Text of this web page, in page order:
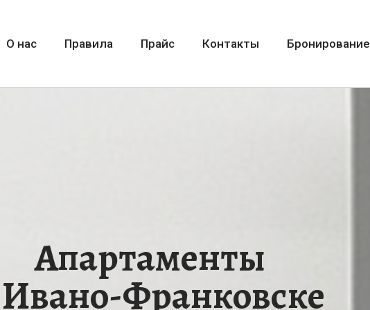
О нас Правила Прайс Контакты Бронирование
Апартаменты
Франковске